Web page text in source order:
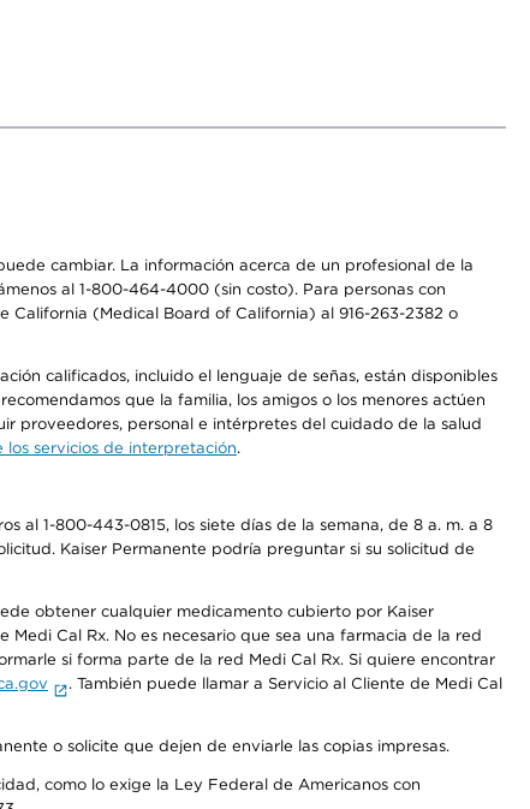
cambiar. La información acerca de un profesional de la
al 1-800-464-4000 (sin costo). Para personas con
California (Medical Board of California) al 916-263-2382 o
calificados, incluido el lenguaje de señas, están disponibles
que la familia, los amigos o los menores actúen
proveedores, personal e intérpretes del cuidado de la salud
servicios de interpretación.
al 1-800-443-0815, los siete días de la semana, de 8 a. m. a 8
Kaiser Permanente podría preguntar si su solicitud de
obtener cualquier medicamento cubierto por Kaiser
Cal Rx. No es necesario que sea una farmacia de la red
si forma parte de la red Medi Cal Rx. Si quiere encontrar
. También puede llamar a Servicio al Cliente de Medi Cal
o solicite que dejen de enviarle las copias impresas.
como lo exige la Ley Federal de Americanos con